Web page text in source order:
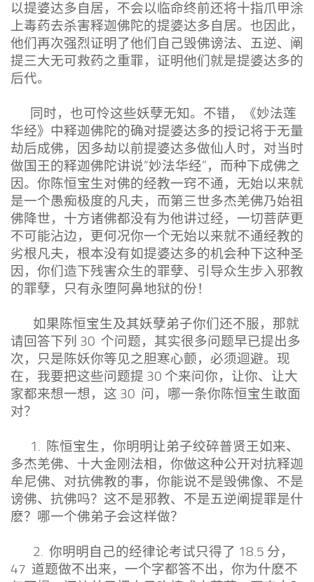
以提婆达多自居，不会以临命终前还将十指爪甲涂
上毒药去杀害释迦佛陀的提婆达多自居。也因此，
他们再次强烈证明了他们自己毁佛谤法、五逆、阐
提三大无可救药之重罪，证明他们就是提婆达多的
后代。
同时，也可怜这些妖孽无知。不错，《妙法莲
华经》中释迦佛陀的确对提婆达多的授记将于无量
劫后成佛，因多劫以前提婆达多做仙人时，对当时
做国王的释迦佛陀讲说“妙法华经”，而种下成佛之
因。你陈恒宝生对佛的经教一窍不通，无始以来就
是一个愚痴极度的凡夫，而第三世多杰羌佛乃始祖
佛降世，十方诸佛都没有为他讲过经，一切菩萨更
不可能沾边，更何况你一个无始以来就不通经教的
劣根凡夫，根本没有如提婆达多的机会种下这种圣
因，你们造下残害众生的罪孽、引导众生步入邪教
的罪孽，只有永堕阿鼻地狱的份！
如果陈恒宝生及其妖孽弟子你们还不服，那就
请回答下列 30 个问题，其实很多问题早已提出多
次，只是陈妖你等见之胆寒心颤，必须迴避。现
在，我要把这些问题提 30 个来问你，让你、让大
家都来想一想，这 30 问，哪一条你陈恒宝生敢面
对？
1. 陈恒宝生，你明明让弟子绞碎普贤王如来、
多杰羌佛、十大金刚法相，你做这种公开对抗释迦
牟尼佛、对抗佛教的事，你能说不是毁佛像、不是
谤佛、抗佛吗？这不是邪教、不是五逆阐提罪是什
麽？哪一个佛弟子会这样做？
2. 你明明自己的经律论考试只得了 18.5 分，
47 道题做不出来，一个字都答不出，你为什麽不